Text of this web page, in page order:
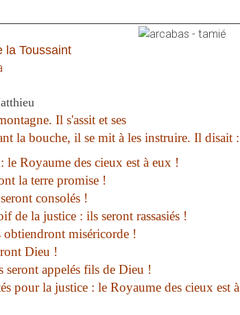
la Toussaint
Il s'assit et ses
la bouche, il se mit à les instruire. Il disait :
Royaume des cieux est à eux !
la terre promise !
consolés !
de la justice : ils seront rassasiés !
miséricorde !
Dieu !
seront appelés fils de Dieu !
pour la justice : le Royaume des cieux est à